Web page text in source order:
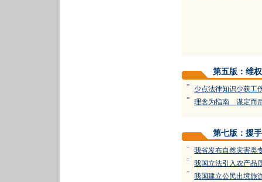
第五版：维权
= 少点法律知识少获工
= 理念为指南 谋定而
第七版：援手
= 我省发布自然灾害类
= 我国立法引入农产品
= 我国建立公民出境旅